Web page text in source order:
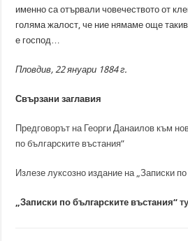
именно са отървали човечеството от
голяма жалост, че ние нямаме още
е господ…
Пловдив, 22 януари 1884 г.
Свързани заглавия
Предговорът на Георги Данаилов към
по българските въстания”
Излезе луксозно издание на „Записки
„Записки по българските въстания“